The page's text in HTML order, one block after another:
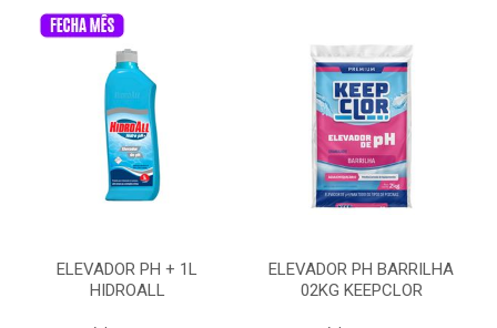
ELEVADOR PH + 1L
HIDROALL
ELEVADOR PH BARRILHA
02KG KEEPCLOR